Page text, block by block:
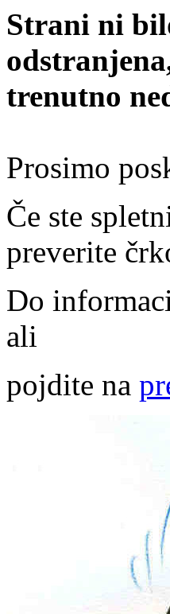
Strani ni
trenutno
Prosimo
Če ste
preverite
Do
ali
pojdite na